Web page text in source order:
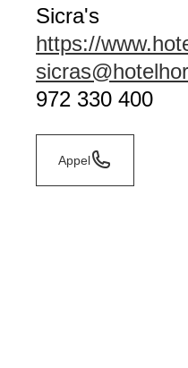
Sicra's
https://
972 330 400
Appel